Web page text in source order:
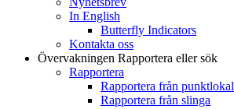
In English
Butterfly Indicators
Kontakta oss
Övervakningen Rapportera eller sök
Rapportera
Rapportera från punktlokal
Rapportera från slinga